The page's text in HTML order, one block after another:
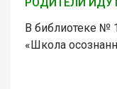
В библиотеке №
«Школа